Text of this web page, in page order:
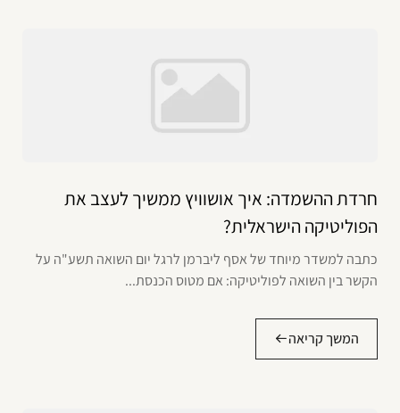
חרדת ההשמדה: איך אושוויץ ממשיך לעצב את
הפוליטיקה הישראלית?
כתבה למשדר מיוחד של אסף ליברמן לרגל יום השואה תשע"ה על
הקשר בין השואה לפוליטיקה: אם מטוס הכנסת...
המשך קריאה